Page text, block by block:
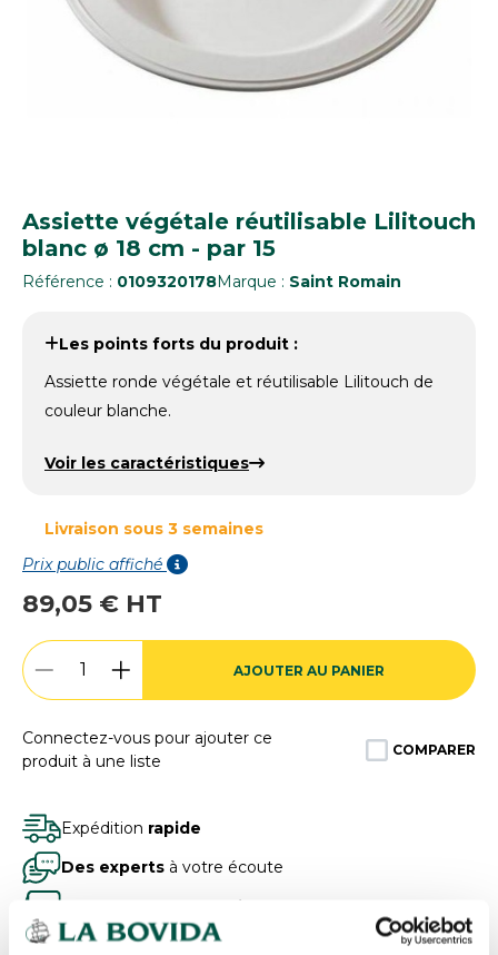
Assiette végétale réutilisable Lilitouch
blanc ø 18 cm - par 15
Référence : 0109320178Marque : Saint Romain
Les points forts du produit :
Assiette ronde végétale et réutilisable Lilitouch de
couleur blanche.
Voir les caractéristiques
Livraison sous 3 semaines
Prix public affiché
89,05 € HT
AJOUTER AU PANIER
Connectez-vous pour ajouter ce
produit à une liste
COMPARER
Expédition rapide
Des experts à votre écoute
100% sécurisé
Devisgratuits